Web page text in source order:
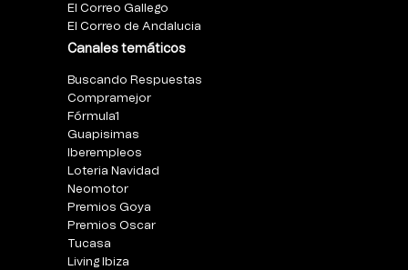
El Correo Gallego
El Correo de Andalucia
Canales temáticos
Buscando Respuestas
Compramejor
Fórmula1
Guapisimas
Iberempleos
Loteria Navidad
Neomotor
Premios Goya
Premios Oscar
Tucasa
Living Ibiza